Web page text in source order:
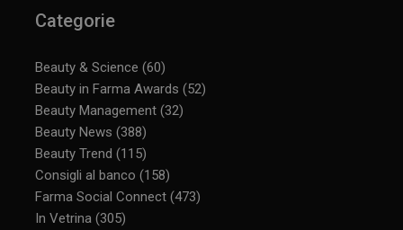
Categorie
Beauty & Science (60)
Beauty in Farma Awards (52)
Beauty Management (32)
Beauty News (388)
Beauty Trend (115)
Consigli al banco (158)
Farma Social Connect (473)
In Vetrina (305)